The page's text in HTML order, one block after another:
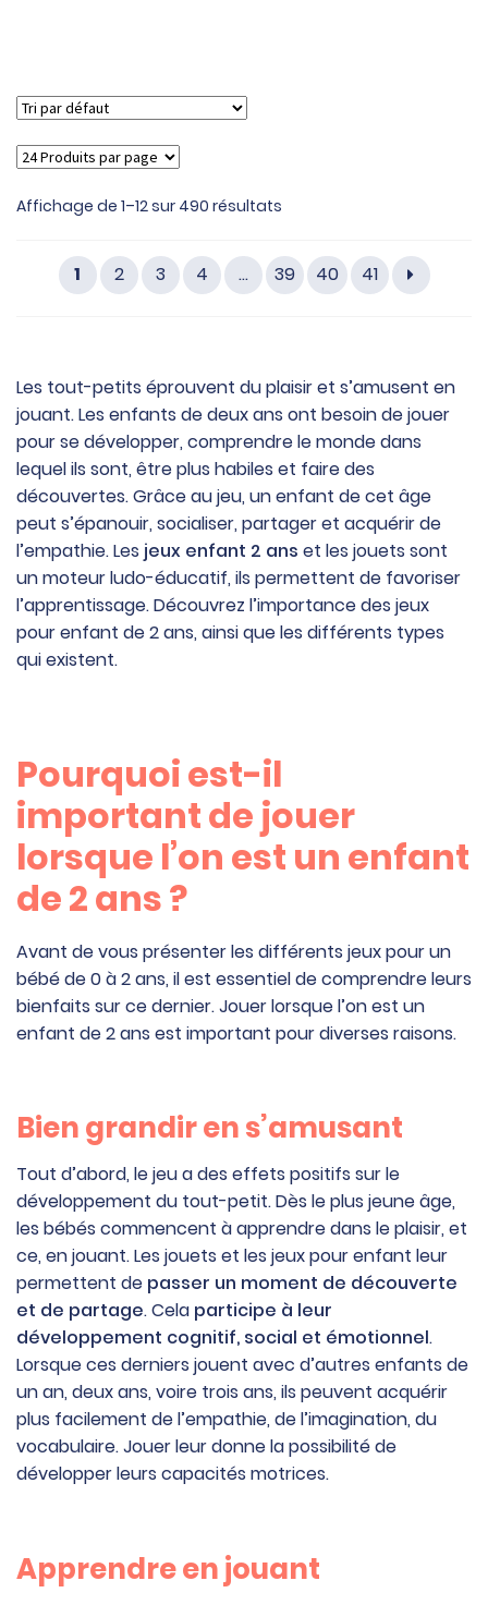
Affichage de 1–12 sur 490 résultats
1 2 3 4 … 39 40 41
Les tout-petits éprouvent du plaisir et s’amusent en
jouant. Les enfants de deux ans ont besoin de jouer
pour se développer, comprendre le monde dans
lequel ils sont, être plus habiles et faire des
découvertes. Grâce au jeu, un enfant de cet âge
peut s’épanouir, socialiser, partager et acquérir de
l’empathie. Les jeux enfant 2 ans et les jouets sont
un moteur ludo-éducatif, ils permettent de favoriser
l’apprentissage. Découvrez l’importance des jeux
pour enfant de 2 ans, ainsi que les différents types
qui existent.
Pourquoi est-il
important de jouer
lorsque l’on est un enfant
de 2 ans ?
Avant de vous présenter les différents jeux pour un
bébé de 0 à 2 ans, il est essentiel de comprendre leurs
bienfaits sur ce dernier. Jouer lorsque l’on est un
enfant de 2 ans est important pour diverses raisons.
Bien grandir en s’amusant
Tout d’abord, le jeu a des effets positifs sur le
développement du tout-petit. Dès le plus jeune âge,
les bébés commencent à apprendre dans le plaisir, et
ce, en jouant. Les jouets et les jeux pour enfant leur
permettent de passer un moment de découverte
et de partage. Cela participe à leur
développement cognitif, social et émotionnel.
Lorsque ces derniers jouent avec d’autres enfants de
un an, deux ans, voire trois ans, ils peuvent acquérir
plus facilement de l’empathie, de l’imagination, du
vocabulaire. Jouer leur donne la possibilité de
développer leurs capacités motrices.
Apprendre en jouant